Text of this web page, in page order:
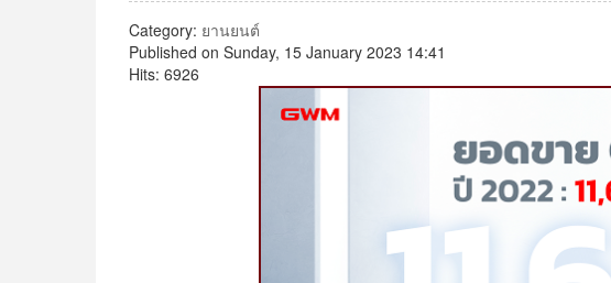
Category: ยานยนต์
Published on Sunday, 15 January 2023 14:41
Hits: 6926